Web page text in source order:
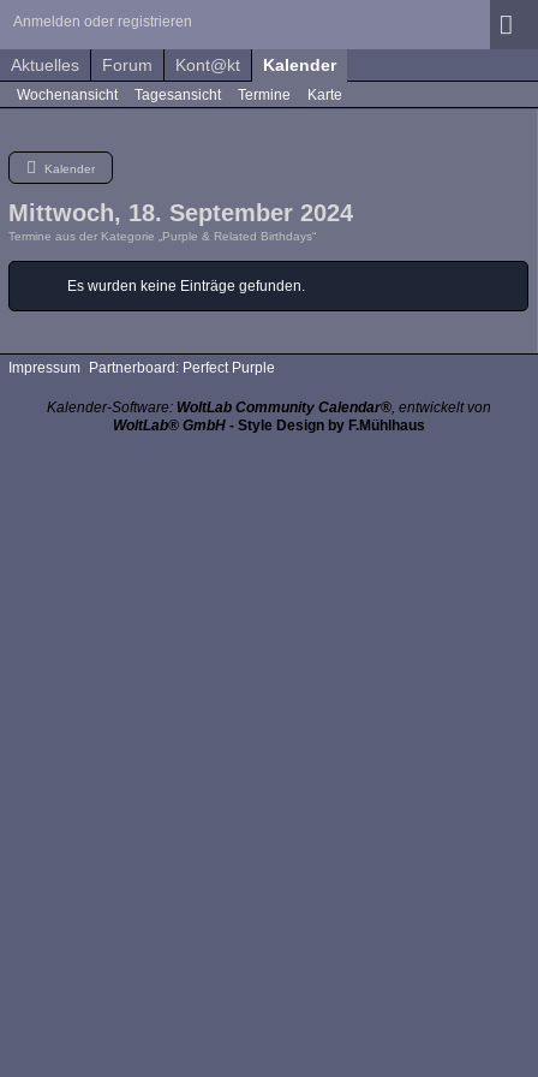
Anmelden oder registrieren
Aktuelles Forum Kont@kt Kalender
Wochenansicht Tagesansicht Termine Karte
Kalender
Mittwoch, 18. September 2024
Termine aus der Kategorie „Purple & Related Birthdays“
Es wurden keine Einträge gefunden.
Impressum Partnerboard: Perfect Purple
Kalender-Software: WoltLab Community Calendar®, entwickelt von
WoltLab® GmbH